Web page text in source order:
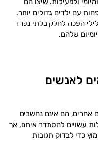
ולפעילות. שיצו הם
עם ילדים גדולים יותר.
הפכה לחלק בלתי נפרד
שלהם.
לאנשים
אחרים, הם אינם נחשבים
עשויים להסתדר איתם, אך
כדי לבדוק תגובות